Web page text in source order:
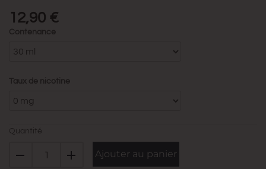
12,90 €
Contenance
Taux de nicotine
Quantité
Ajouter au panier